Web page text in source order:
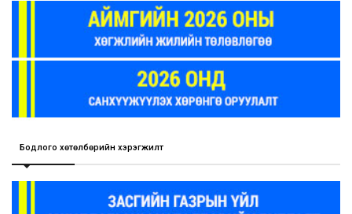
Бодлого хөтөлбөрийн хэрэгжилт